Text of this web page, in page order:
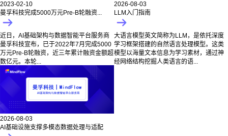
2023-02-10
曼孚科技完成5000万元Pre-B轮融资...
近日，AI基础架构与数据智能平台服务商
曼孚科技宣布，已于2022年7月完成5000
万元Pre-B轮融资，近三年累计融资金额超
数亿元。本轮...
2026-08-03
LLM入门指南
大语言模型英文简称为LLM，是依托深度
学习框架搭建的自然语言处理模型。这类
模型以海量文本信息为学习素材，通过神
经网络结构挖掘人类语言的语...
2026-08-03
AI基础设施支撑多模态数据处理与适配